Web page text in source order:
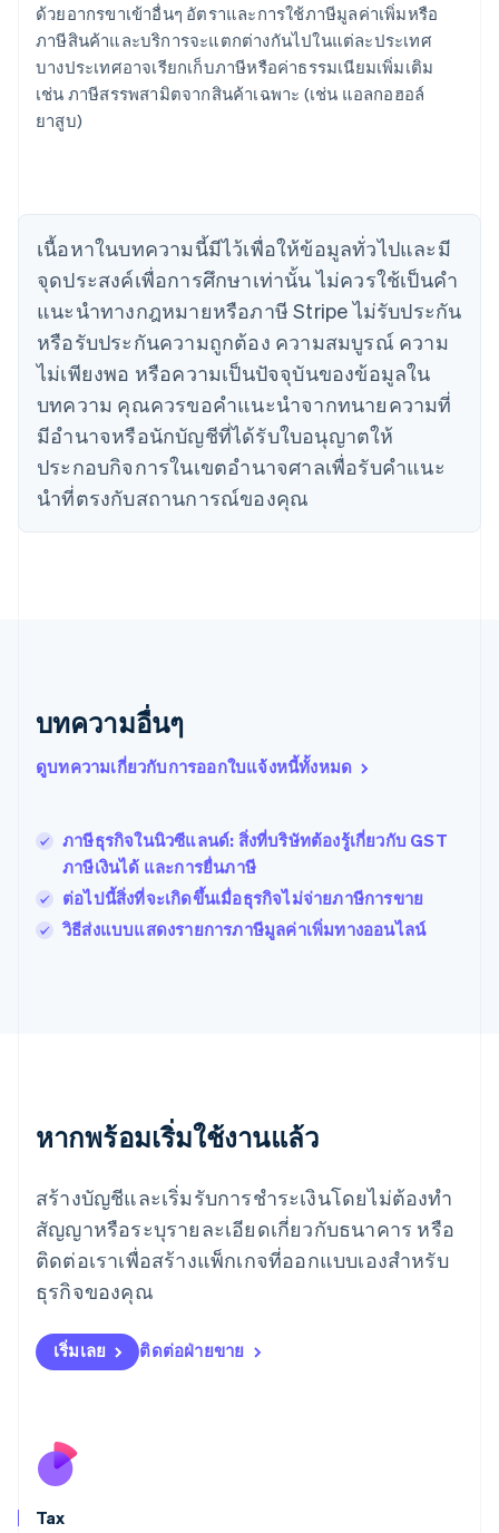
ด้วยอากรขาเข้าอื่นๆ อัตราและการใช้ภาษีมูลค่าเพิ่มหรือ
ภาษีสินค้าและบริการจะแตกต่างกันไปในแต่ละประเทศ
บางประเทศอาจเรียกเก็บภาษีหรือค่าธรรมเนียมเพิ่มเติม
เช่น ภาษีสรรพสามิตจากสินค้าเฉพาะ (เช่น แอลกอฮอล์
ยาสูบ)
เนื้อหาในบทความนี้มีไว้เพื่อให้ข้อมูลทั่วไปและมี
จุดประสงค์เพื่อการศึกษาเท่านั้น ไม่ควรใช้เป็นคํา
แนะนําทางกฎหมายหรือภาษี Stripe ไม่รับประกัน
หรือรับประกันความถูกต้อง ความสมบูรณ์ ความ
ไม่เพียงพอ หรือความเป็นปัจจุบันของข้อมูลใน
บทความ คุณควรขอคําแนะนําจากทนายความที่
มีอํานาจหรือนักบัญชีที่ได้รับใบอนุญาตให้
ประกอบกิจการในเขตอํานาจศาลเพื่อรับคําแนะ
นําที่ตรงกับสถานการณ์ของคุณ
บทความอื่นๆ
ดูบทความเกี่ยวกับการออกใบแจ้งหนี้ทั้งหมด
ภาษีธุรกิจในนิวซีแลนด์: สิ่งที่บริษัทต้องรู้เกี่ยวกับ GST
ภาษีเงินได้ และการยื่นภาษี
ต่อไปนี้สิ่งที่จะเกิดขึ้นเมื่อธุรกิจไม่จ่ายภาษีการขาย
วิธีส่งแบบแสดงรายการภาษีมูลค่าเพิ่มทางออนไลน์
หากพร้อมเริ่มใช้งานแล้ว
สร้างบัญชีและเริ่มรับการชำระเงินโดยไม่ต้องทำ
สัญญาหรือระบุรายละเอียดเกี่ยวกับธนาคาร หรือ
ติดต่อเราเพื่อสร้างแพ็กเกจที่ออกแบบเองสำหรับ
ธุรกิจของคุณ
เริ่มเลย ติดต่อฝ่ายขาย
Tax
กรีซ
English
EnglishFrançais
โครเอเชีย
EnglishItaliano
จีนแผ่นดินใหญ่
简体中文
ไซปรัส
English
ญี่ปุ่น
เดนมาร์ก
English
ไทย
ไทยEnglish
นอร์เวย์
เบลเยียม
Nederlands Français Deutsch English
โปรตุเกส
English
ฝรั่งเศส
FrançaisEnglish
EnglishSvenska
เยอรมนี
โรมาเนีย
English
ลักเซมเบิร์ก
FrançaisDeutschEnglish
ลัตเวีย
English
Deutsch English
ลิทัวเนีย
สโลวาเกีย
English